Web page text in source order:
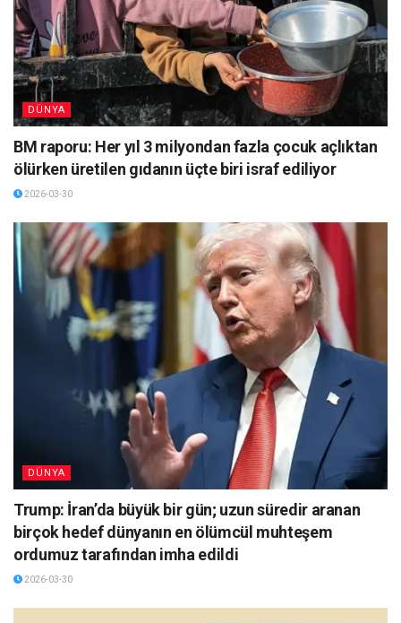
DÜNYA
BM raporu: Her yıl 3 milyondan fazla çocuk açlıktan
ölürken üretilen gıdanın üçte biri israf ediliyor
2026-03-30
DÜNYA
Trump: İran’da büyük bir gün; uzun süredir aranan
birçok hedef dünyanın en ölümcül muhteşem
ordumuz tarafından imha edildi
2026-03-30